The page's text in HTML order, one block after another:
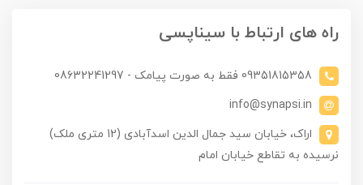
راه های ارتباط با سیناپسی
09351815358 فقط به صورت پیامک - 08632241297
info@synapsi.in
اراک، خیابان سید جمال الدین اسدآبادی (12 متری ملک)
نرسیده به تقاطع خیابان امام